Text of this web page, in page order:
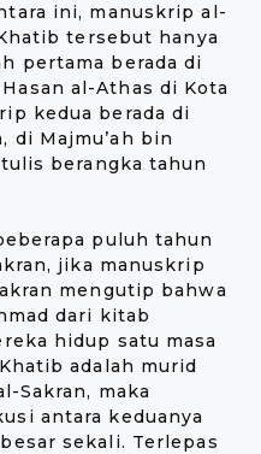
ini, manuskrip al-
tersebut hanya
pertama berada di
al-Athas di Kota
kedua berada di
di Majmu’ah bin
berangka tahun
puluh tahun
jika manuskrip
mengutip bahwa
dari kitab
hidup satu masa
adalah murid
Sakran, maka
antara keduanya
sekali. Terlepas